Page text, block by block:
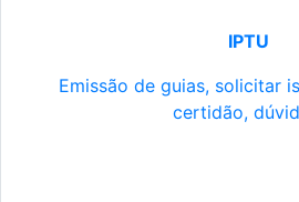
IPTU
Emissão de guias, solicitar
certidão,